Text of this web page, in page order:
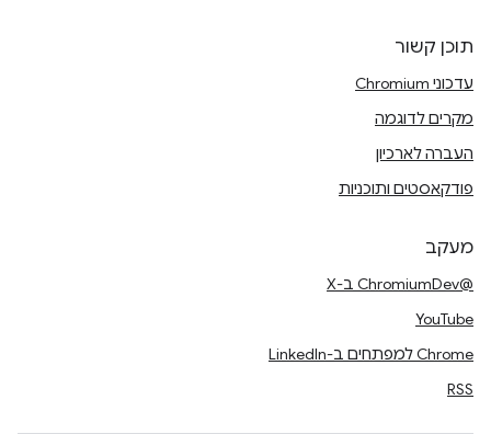
תוכן קשור
עדכוני Chromium
מקרים לדוגמה
העברה לארכיון
פודקאסטים ותוכניות
מעקב
@ChromiumDev ב-X
YouTube
Chrome למפתחים ב-LinkedIn
RSS